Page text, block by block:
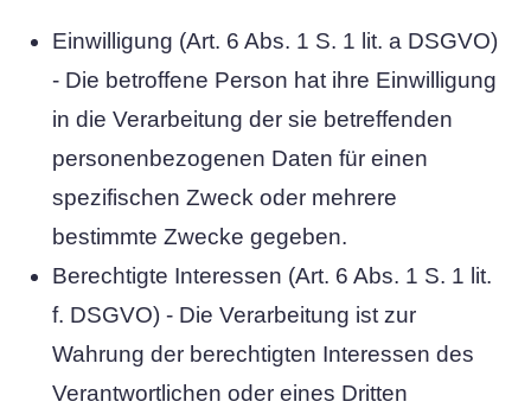
Einwilligung (Art. 6 Abs. 1 S. 1 lit. a DSGVO)
- Die betroffene Person hat ihre Einwilligung
in die Verarbeitung der sie betreffenden
personenbezogenen Daten für einen
spezifischen Zweck oder mehrere
bestimmte Zwecke gegeben.
Berechtigte Interessen (Art. 6 Abs. 1 S. 1 lit.
f. DSGVO) - Die Verarbeitung ist zur
Wahrung der berechtigten Interessen des
Verantwortlichen oder eines Dritten